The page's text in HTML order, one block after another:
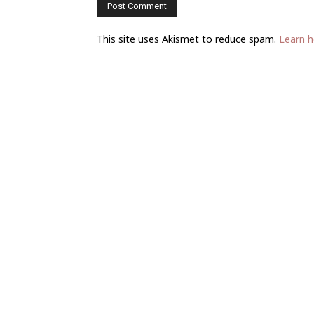
This site uses Akismet to reduce spam. Learn